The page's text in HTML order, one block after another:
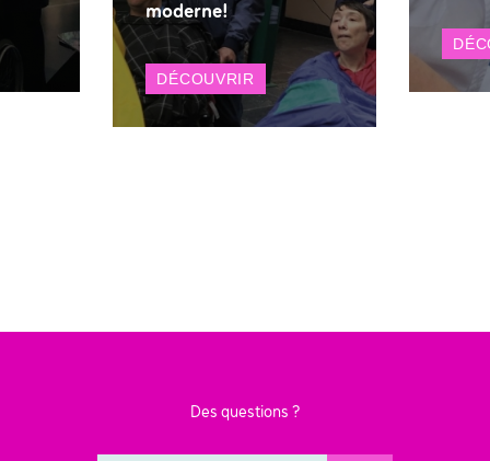
moderne!
DÉCOUVRIR
Des questions ?